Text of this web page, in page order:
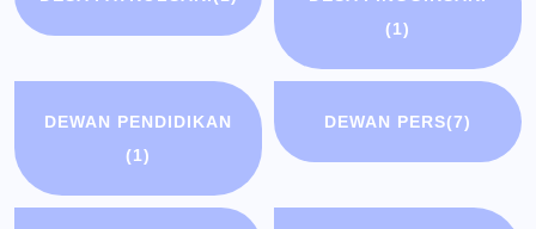
(1)
DEWAN PENDIDIKAN
(1)
DEWAN PERS(7)